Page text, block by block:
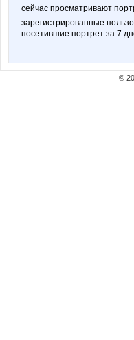
сейчас просматривают
зарегистрированные
посетившие портрет за 7
©